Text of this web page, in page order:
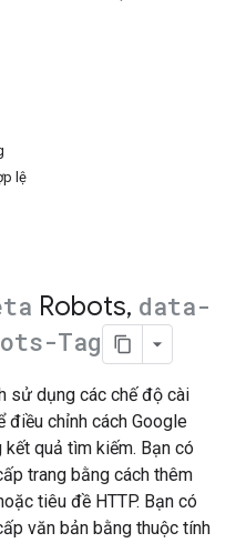
lệ
Robots, data-
Tag
sử dụng các chế độ cài
điều chỉnh cách Google
quả tìm kiếm. Bạn có
trang bằng cách thêm
tiêu đề HTTP. Bạn có
văn bản bằng thuộc tính